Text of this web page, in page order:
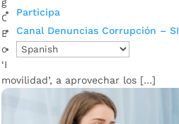
Participa
Canal Denuncias Corrupción –
Clarena Reyes – Jefe de la Oficina
Bucaramanga La Alcaldía de
contribuyentes de la valorización
‘Bucaramanga competitiva para el
movilidad’, a aprovechar los […]